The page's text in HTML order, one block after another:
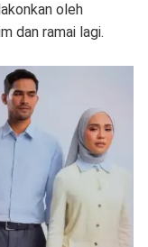
oleh
dan ramai lagi.